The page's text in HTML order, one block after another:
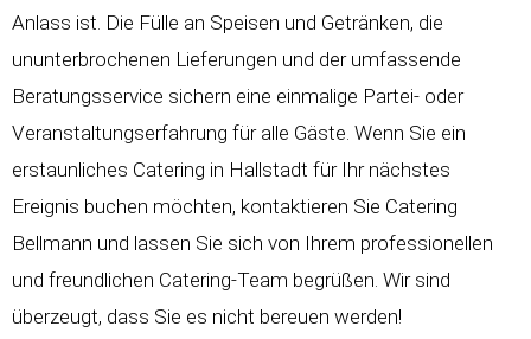
Anlass ist. Die Fülle an Speisen und Getränken, die
ununterbrochenen Lieferungen und der umfassende
Beratungsservice sichern eine einmalige Partei- oder
Veranstaltungserfahrung für alle Gäste. Wenn Sie ein
erstaunliches Catering in Hallstadt für Ihr nächstes
Ereignis buchen möchten, kontaktieren Sie Catering
Bellmann und lassen Sie sich von Ihrem professionellen
und freundlichen Catering-Team begrüßen. Wir sind
überzeugt, dass Sie es nicht bereuen werden!